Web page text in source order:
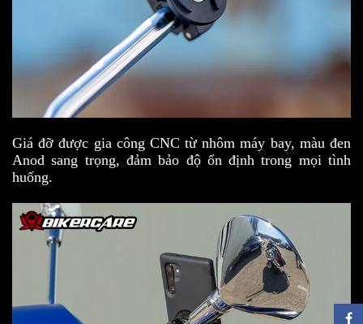
Giá đỡ được gia công CNC từ nhôm máy bay, màu đen
Anod sang trọng, đảm bảo độ ổn định trong mọi tình
huống.